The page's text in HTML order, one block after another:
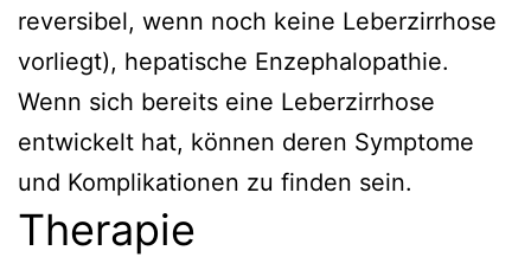
reversibel, wenn noch keine Leberzirrhose
vorliegt), hepatische Enzephalopathie.
Wenn sich bereits eine Leberzirrhose
entwickelt hat, können deren Symptome
und Komplikationen zu finden sein.
Therapie